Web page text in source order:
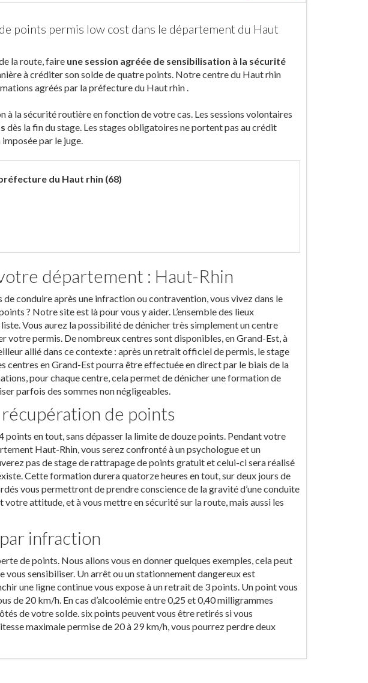
points permis low cost dans le département du Haut
la route, faire une session agréée de sensibilisation à la sécurité
à créditer son solde de quatre points. Notre centre du Haut rhin
agréés par la préfecture du Haut rhin .
à la sécurité routière en fonction de votre cas. Les sessions volontaires
dès la fin du stage. Les stages obligatoires ne portent pas au crédit
par le juge.
du Haut rhin (68)
département : Haut-Rhin
conduire après une infraction ou contravention, vous vivez dans le
? Notre site est là pour vous y aider. L’ensemble des lieux
Vous aurez la possibilité de dénicher très simplement un centre
votre permis. De nombreux centres sont disponibles, en Grand-Est, à
allié dans ce contexte : après un retrait officiel de permis, le stage
centres en Grand-Est pourra être effectuée en direct par le biais de la
pour chaque centre, cela permet de dénicher une formation de
parfois des sommes non négligeables.
de points
points en tout, sans dépasser la limite de douze points. Pendant votre
Haut-Rhin, vous serez confronté à un psychologue et un
pas de stage de rattrapage de points gratuit et celui-ci sera réalisé
Cette formation durera quatorze heures en tout, sur deux jours de
vous permettront de prendre conscience de la gravité d’une conduite
attitude, et à vous mettre en sécurité sur la route, mais aussi les
infraction
de points. Nous allons vous en donner quelques exemples, cela peut
vous sensibiliser. Un arrêt ou un stationnement dangereux est
une ligne continue vous expose à un retrait de 3 points. Un point vous
de 20 km/h. En cas d’alcoolémie entre 0,25 et 0,40 milligrammes
de votre solde. six points peuvent vous être retirés si vous
maximale permise de 20 à 29 km/h, vous pourrez perdre deux